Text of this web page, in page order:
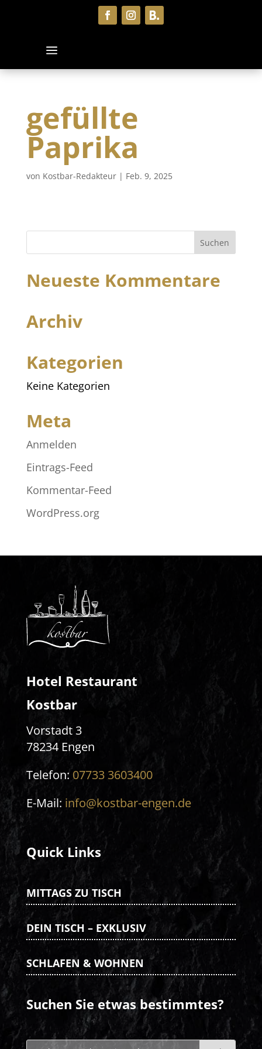
gefüllte
Paprika
von Kostbar-Redakteur| Feb. 9, 2025
Neueste Kommentare
Archiv
Kategorien
Keine Kategorien
Meta
Anmelden
Eintrags-Feed
Kommentar-Feed
WordPress.org
Hotel Restaurant
Kostbar
Vorstadt 3
78234 Engen
Telefon: 07733 3603400
E-Mail: info@kostbar-engen.de
Quick Links
MITTAGS ZU TISCH
DEIN TISCH – EXKLUSIV
SCHLAFEN & WOHNEN
Suchen Sie etwas bestimmtes?